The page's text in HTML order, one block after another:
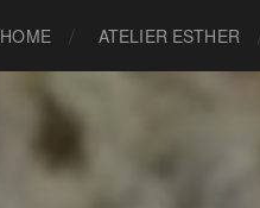
HOME ATELIER ESTHER